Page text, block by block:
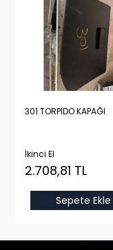
301 TORPİDO KAPAĞI
İkinci El
2.708,81 TL
Sepete Ekle